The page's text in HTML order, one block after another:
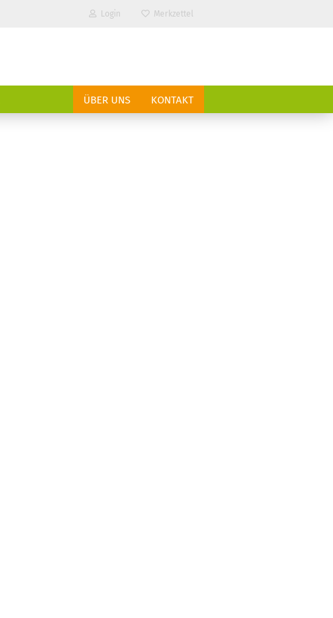
Login Merkzettel
ÜBER UNS KONTAKT